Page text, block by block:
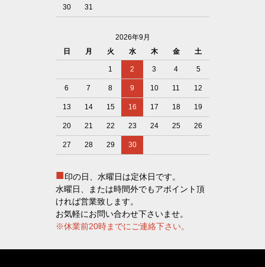
30 31
2026年9月
日
月 火 水 木 金 土
1 2 3 4 5
6 7 8 9 10 11 12
13 14 15 16 17 18 19
20 21 22 23 24 25 26
27 28 29 30
■印の日、水曜日は定休日です。
水曜日、または時間外でもアポイント頂
ければ営業致します。
お気軽にお問い合わせ下さいませ。
※休業前20時までにご連絡下さい。